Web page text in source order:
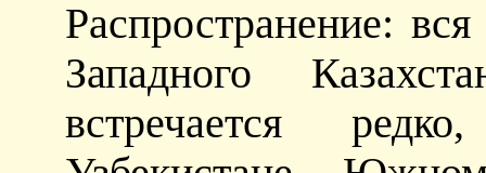
Распространение:
Западного
встречается